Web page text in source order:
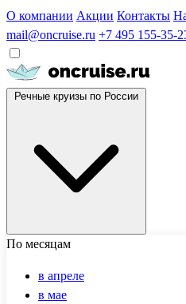
О компании Акции Контакты
mail@oncruise.ru +7 495 155-35-
По месяцам
в апреле
в мае